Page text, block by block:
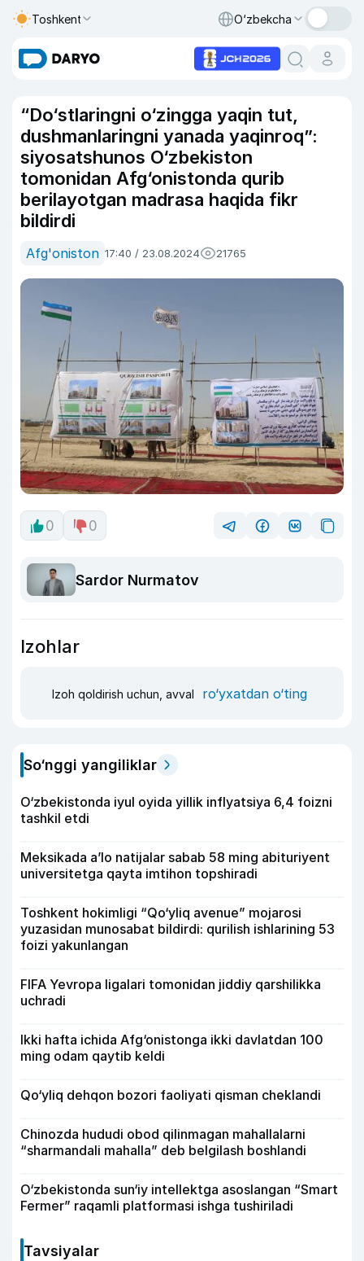
Toshkent O‘zbekcha
“Do‘stlaringni o‘zingga yaqin tut,
dushmanlaringni yanada yaqinroq”:
siyosatshunos O‘zbekiston
tomonidan Afg‘onistonda qurib
berilayotgan madrasa haqida fikr
bildirdi
Afg'oniston 17:40 / 23.08.2024 21765
0 0
Sardor Nurmatov
Izohlar
Izoh qoldirish uchun, avval ro‘yxatdan o‘ting
So‘nggi yangiliklar
O‘zbekistonda iyul oyida yillik inflyatsiya 6,4 foizni
tashkil etdi
Meksikada a’lo natijalar sabab 58 ming abituriyent
universitetga qayta imtihon topshiradi
Toshkent hokimligi “Qo‘yliq avenue” mojarosi
yuzasidan munosabat bildirdi: qurilish ishlarining 53
foizi yakunlangan
FIFA Yevropa ligalari tomonidan jiddiy qarshilikka
uchradi
Ikki hafta ichida Afg‘onistonga ikki davlatdan 100
ming odam qaytib keldi
Qo‘yliq dehqon bozori faoliyati qisman cheklandi
Chinozda hududi obod qilinmagan mahallalarni
“sharmandali mahalla” deb belgilash boshlandi
O‘zbekistonda sun‘iy intellektga asoslangan “Smart
Fermer” raqamli platformasi ishga tushiriladi
Tavsiyalar